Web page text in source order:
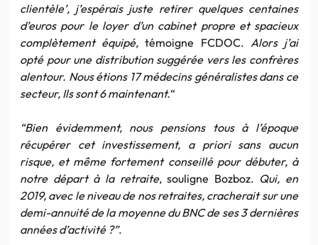
clientèle’, j’espérais juste retirer quelques centaines
d’euros pour le loyer d’un cabinet propre et spacieux
complètement équipé,témoigne FCDOC. Alors j’ai
opté pour une distribution suggérée vers les confrères
alentour. Nous étions 17 médecins généralistes dans ce
secteur, Ils sont 6 maintenant.“
“Bien évidemment, nous pensions tous à l’époque
récupérer cet investissement, a priori sans aucun
risque, et même fortement conseillé pour débuter, à
notre départ à la retraite, souligne Bozboz. Qui, en
2019, avec le niveau de nos retraites, cracherait sur une
demi-annuité de la moyenne du BNC de ses 3 dernières
années d’activité ?”.